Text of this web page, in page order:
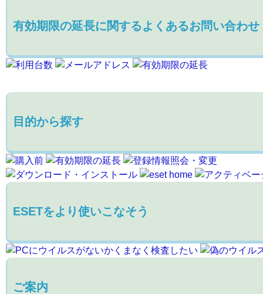
有効期限の延長に関するよくあるお問い合わせ
目的から探す
ESETをより使いこなそう
ご案内